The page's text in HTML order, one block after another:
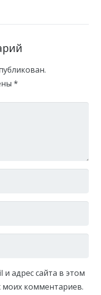
*
адрес сайта в этом
моих комментариев.